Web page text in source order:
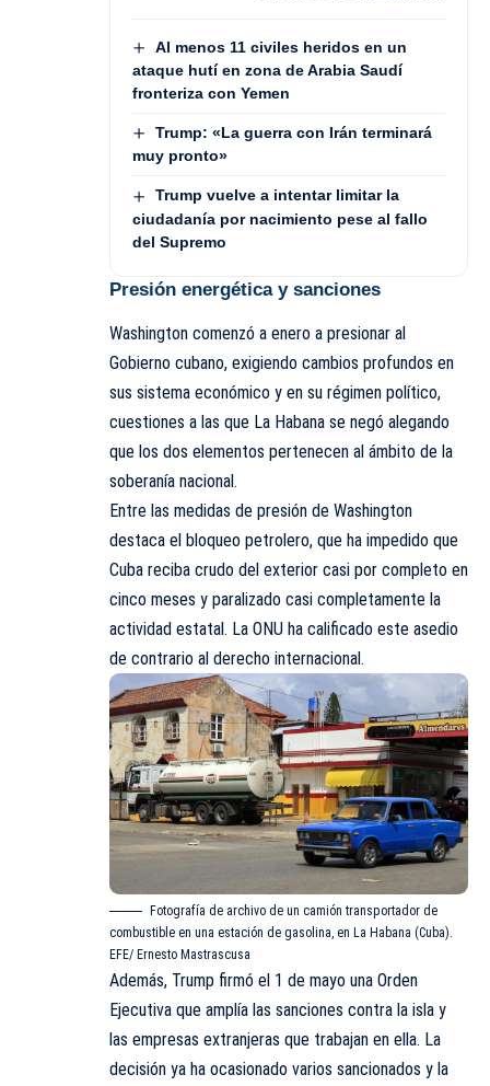
Al menos 11 civiles heridos en un
ataque hutí en zona de Arabia Saudí
fronteriza con Yemen
Trump: «La guerra con Irán terminará
muy pronto»
Trump vuelve a intentar limitar la
ciudadanía por nacimiento pese al fallo
del Supremo
Presión energética y sanciones
Washington comenzó a enero a presionar al
Gobierno cubano, exigiendo cambios profundos en
sus sistema económico y en su régimen político,
cuestiones a las que La Habana se negó alegando
que los dos elementos pertenecen al ámbito de la
soberanía nacional.
Entre las medidas de presión de Washington
destaca el bloqueo petrolero, que ha impedido que
Cuba reciba crudo del exterior casi por completo en
cinco meses y paralizado casi completamente la
actividad estatal. La ONU ha calificado este asedio
de contrario al derecho internacional.
Fotografía de archivo de un camión transportador de
combustible en una estación de gasolina, en La Habana (Cuba).
EFE/ Ernesto Mastrascusa
Además, Trump firmó el 1 de mayo una Orden
Ejecutiva que amplía las sanciones contra la isla y
las empresas extranjeras que trabajan en ella. La
decisión ya ha ocasionado varios sancionados y la